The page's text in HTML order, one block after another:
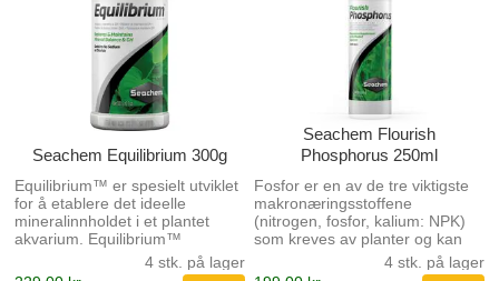
Seachem Equilibrium 300g
Equilibrium™ er spesielt utviklet
for å etablere det ideelle
mineralinnholdet i et plantet
akvarium. Equilibrium™
inneholder ikke natrium eller
klorid (som kan være skadelig
4 stk. på lager
Seachem Flourish
Phosphorus 250ml
Fosfor er en av de tre viktigste
makronæringsstoffene
(nitrogen, fosfor, kalium: NPK)
som kreves av planter og kan
ofte bli den begrensende
faktoren for vekst i et
4 stk. på lager